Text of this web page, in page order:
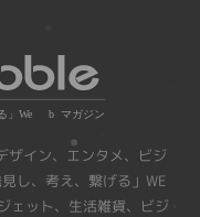
ザイン、エンタメ、ビジ
し、考え、繋げる」WE
ェット、生活雑貨、ビジ